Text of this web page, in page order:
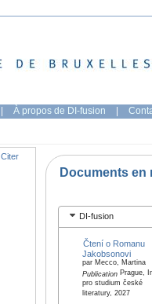
| À propos de DI-fusion |
Citer
Documents en
DI-fusion
Čtení o Romanu
Jakobsonovi
par Mecco, Martina
PublicationPrague,
pro studium české
literatury, 2027